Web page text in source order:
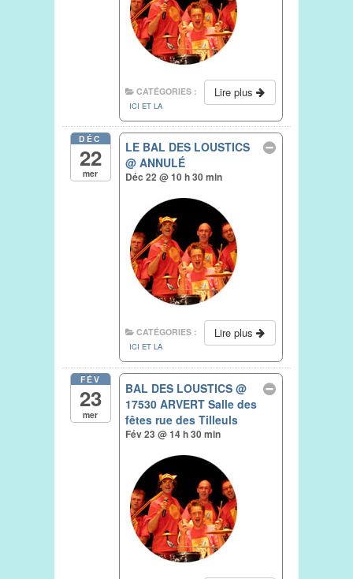
Lire plus
CATÉGORIES :
ICI ET LA
DÉC
22
mer
LE BAL DES LOUSTICS
@ ANNULÉ
Déc 22 @ 10 h 30 min
Lire plus
CATÉGORIES :
ICI ET LA
FÉV
23
mer
BAL DES LOUSTICS@
17530 ARVERT Salle des
fêtes rue des Tilleuls
Fév 23 @ 14 h 30 min